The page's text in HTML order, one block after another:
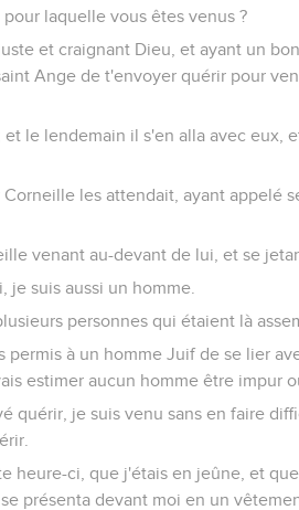
laquelle vous êtes venus ?
et craignant Dieu, et ayant un
Ange de t'envoyer quérir pour
le lendemain il s'en alla avec eux,
les attendait, ayant appelé
venant au-devant de lui, et se
je suis aussi un homme.
personnes qui étaient là
permis à un homme Juif de se lier
estimer aucun homme être impur
quérir, je suis venu sans en faire
heure-ci, que j'étais en jeûne, et
présenta devant moi en un